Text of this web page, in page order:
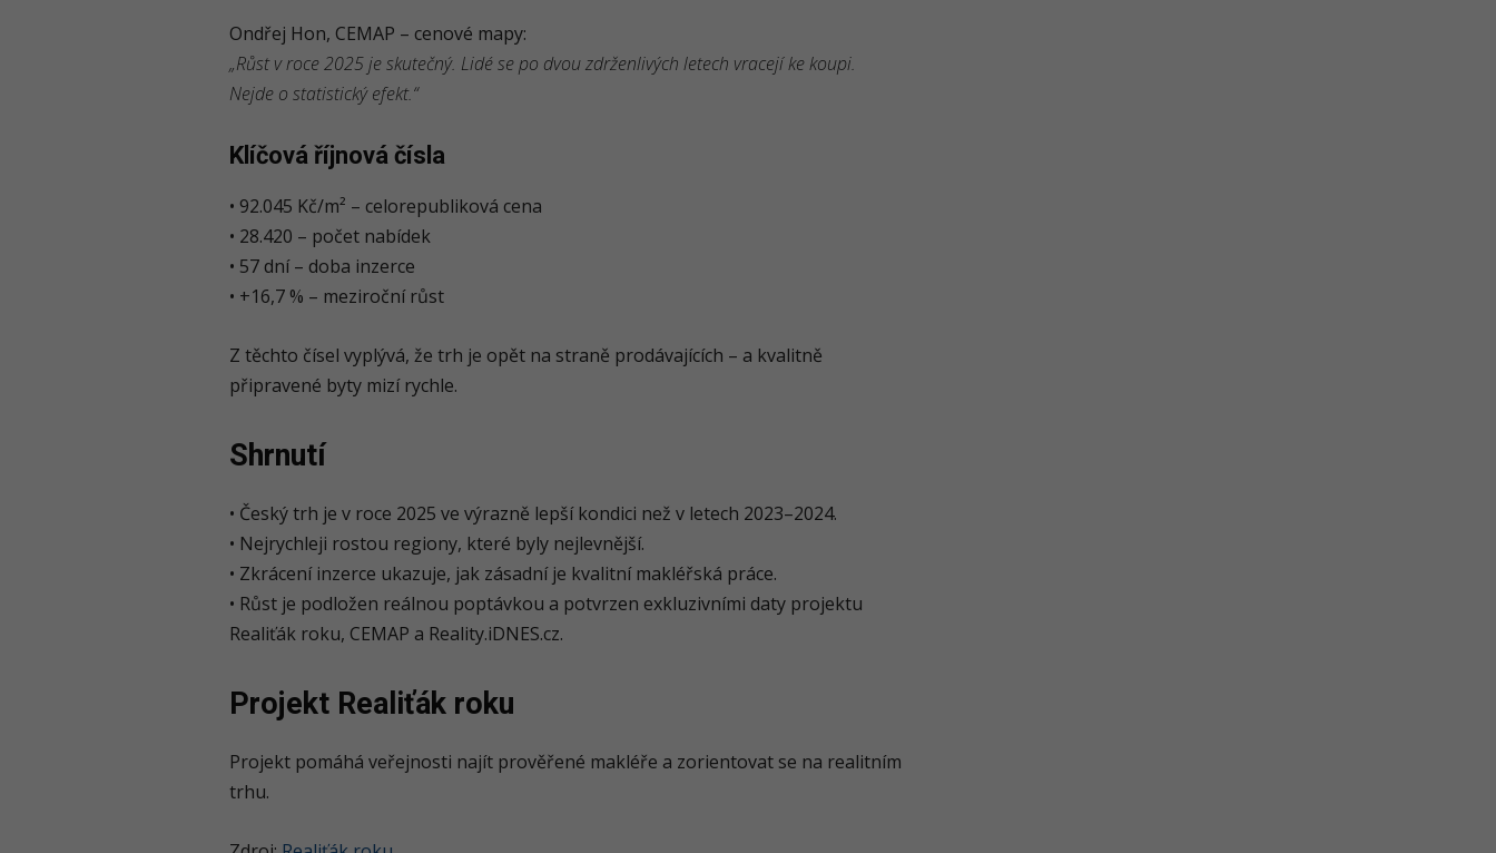
Ondřej Hon, CEMAP – cenové mapy:
„Růst v roce 2025 je skutečný. Lidé se po dvou zdrženlivých letech vracejí ke koupi.
Nejde o statistický efekt.“
Klíčová říjnová čísla
• 92.045 Kč/m² – celorepubliková cena
• 28.420 – počet nabídek
• 57 dní – doba inzerce
• +16,7 % – meziroční růst
Z těchto čísel vyplývá, že trh je opět na straně prodávajících – a kvalitně
připravené byty mizí rychle.
Shrnutí
• Český trh je v roce 2025 ve výrazně lepší kondici než v letech 2023–2024.
• Nejrychleji rostou regiony, které byly nejlevnější.
• Zkrácení inzerce ukazuje, jak zásadní je kvalitní makléřská práce.
• Růst je podložen reálnou poptávkou a potvrzen exkluzivními daty projektu
Realiťák roku, CEMAP a Reality.iDNES.cz.
Projekt Realiťák roku
Projekt pomáhá veřejnosti najít prověřené makléře a zorientovat se na realitním
trhu.